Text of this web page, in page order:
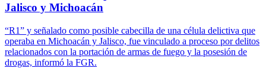
Jalisco y Michoacán
“R1” y señalado como posible cabecilla de una célula delictiva que
operaba en Michoacán y Jalisco, fue vinculado a proceso por delitos
relacionados con la portación de armas de fuego y la posesión de
drogas, informó la FGR.